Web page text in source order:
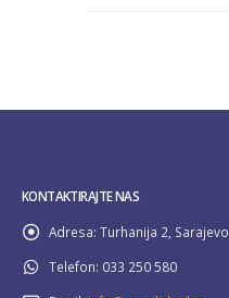
KONTAKTIRAJTE NAS
Adresa: Turhanija 2, Sarajevo
Telefon: 033 250 580